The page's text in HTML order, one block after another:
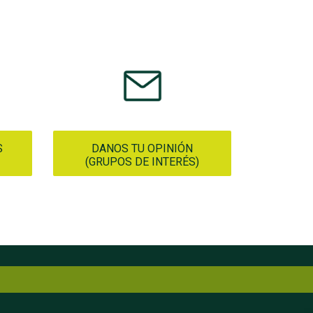
DANOS TU OPINIÓN
(GRUPOS DE INTERÉS)